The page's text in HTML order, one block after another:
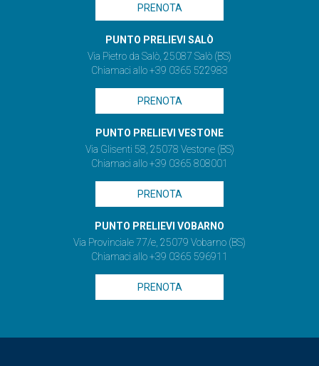
PRENOTA
PUNTO PRELIEVI SALÒ
Via Pietro da Salò, 25087 Salò (BS)
Chiamaci allo +39 0365 522983
PRENOTA
PUNTO PRELIEVI VESTONE
Via Glisenti 58, 25078 Vestone (BS)
Chiamaci allo +39 0365 808001
PRENOTA
PUNTO PRELIEVI VOBARNO
Via Provinciale 77/e, 25079 Vobarno (BS)
Chiamaci allo +39 0365 596911
PRENOTA